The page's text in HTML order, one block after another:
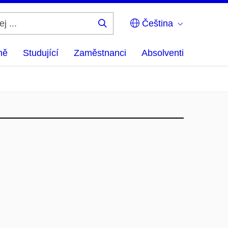
Čeština
Studující Zaměstnanci Absolventi